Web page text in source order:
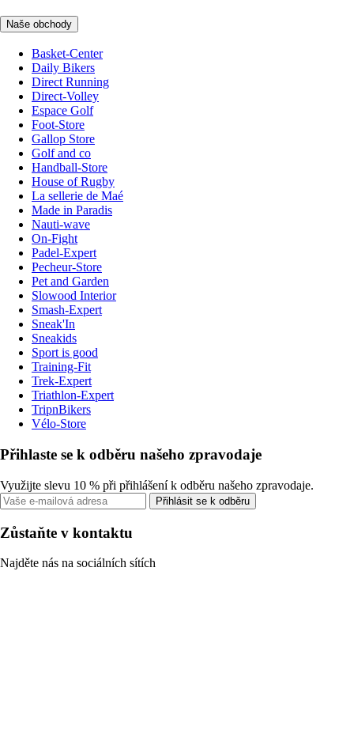
Naše obchody
Basket-Center
Daily Bikers
Direct Running
Direct-Volley
Espace Golf
Foot-Store
Gallop Store
Golf and co
Handball-Store
House of Rugby
La sellerie de Maé
Made in Paradis
Nauti-wave
On-Fight
Padel-Expert
Pecheur-Store
Pet and Garden
Slowood Interior
Smash-Expert
Sneak'In
Sneakids
Sport is good
Training-Fit
Trek-Expert
Triathlon-Expert
TripnBikers
Vélo-Store
Přihlaste se k odběru našeho zpravodaje
Využijte slevu 10 % při přihlášení k odběru našeho zpravodaje.
Přihlásit se k odběru
Zůstaňte v kontaktu
Najděte nás na sociálních sítích